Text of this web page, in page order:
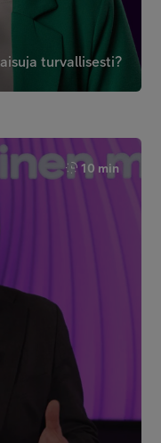
turvallisesti?
10 min